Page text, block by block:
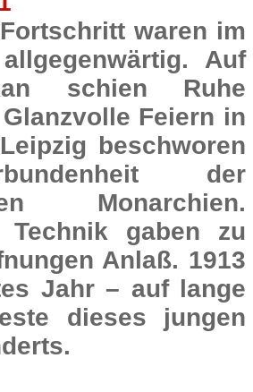
waren im
Auf
schien Ruhe
Feiern in
beschworen
der
Monarchien.
gaben zu
Anlaß. 1913
Jahr – auf lange
dieses jungen